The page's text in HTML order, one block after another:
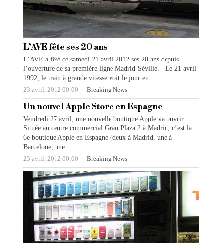
L’AVE fête ses 20 ans
L’AVE a fêté ce samedi 21 avril 2012 ses 20 ans depuis
l’ouverture de sa première ligne Madrid-Séville. Le 21 avril
1992, le train à grande vitesse voit le jour en
23 avril, 2012 00:00 Breaking News
Un nouvel Apple Store en Espagne
Vendredi 27 avril, une nouvelle boutique Apple va ouvrir.
Située au centre commercial Gran Plaza 2 à Madrid, c’est la
6e boutique Apple en Espagne (deux à Madrid, une à
Barcelone, une
23 avril, 2012 00:00 Breaking News